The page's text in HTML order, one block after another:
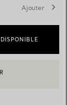
Ajouter